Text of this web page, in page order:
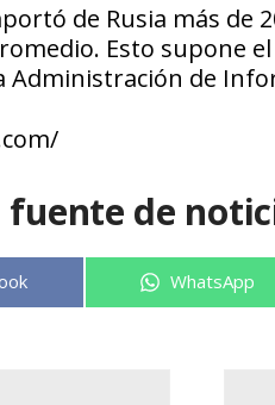
de Rusia más de
Esto supone
de
de
Compartir
WhatsApp